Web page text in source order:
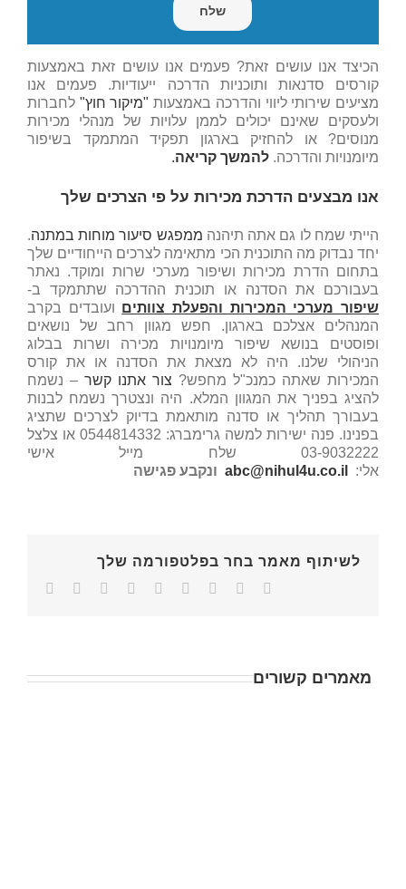
הכיצד אנו עושים זאת? פעמים אנו עושים זאת באמצעות
קורסים סדנאות ותוכניות הדרכה ייעודיות. פעמים אנו
מציעים שירותי ליווי והדרכה באמצעות "מיקור חוץ" לחברות
ולעסקים שאינם יכולים לממן עלויות של מנהלי מכירות
מנוסים? או להחזיק בארגון תפקיד המתמקד בשיפור
מיומנויות והדרכה. להמשך קריאה.
אנו מבצעים הדרכת מכירות על פי הצרכים שלך
הייתי שמח לו גם אתה תיהנה ממפגש סיעור מוחות במתנה.
יחד נבדוק מה התוכנית הכי מתאימה לצרכים הייחודיים שלך
בתחום הדרת מכירות ושיפור מערכי שרות ומוקד. נאתר
בעבורכם את הסדנה או תוכנית ההדרכה שתתמקד ב-
שיפור מערכי המכירות והפעלת צוותים ועובדים בקרב
המנהלים אצלכם בארגון. חפש מגוון רחב של נושאים
ופוסטים בנושא שיפור מיומנויות מכירה ושרות בבלוג
הניהולי שלנו. היה לא מצאת את הסדנה או את קורס
המכירות שאתה כמנכ"ל מחפש? צור אתנו קשר – נשמח
להציג בפניך את המגוון המלא. היה ונצטרך נשמח לבנות
בעבורך תהליך או סדנה מותאמת בדיוק לצרכים שתציג
בפנינו. פנה ישירות למשה גרימברג: 0544814332 או צלצל
03-9032222 שלח מייל אישי
אלי:
abc@nihul4u.co.il ונקבע פגישה
לשיתוף מאמר בחר בפלטפורמה שלך
מאמרים קשורים